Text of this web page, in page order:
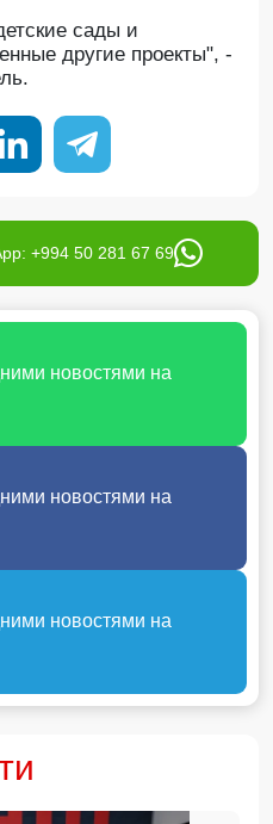
сады и
другие проекты", -
+994 50 281 67 69
новостями на
новостями на
новостями на